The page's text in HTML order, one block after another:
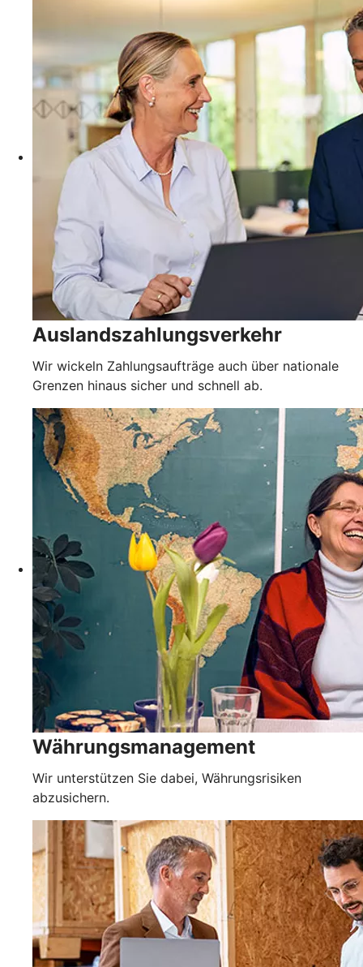
Auslandszahlungsverkehr
Wir wickeln Zahlungsaufträge auch über nationale
Grenzen hinaus sicher und schnell ab.
Währungsmanagement
Wir unterstützen Sie dabei, Währungsrisiken
abzusichern.